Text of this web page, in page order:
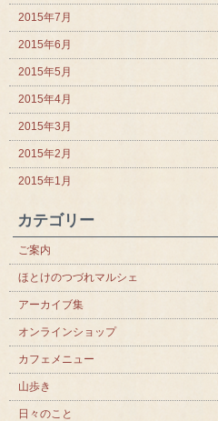
2015年7月
2015年6月
2015年5月
2015年4月
2015年3月
2015年2月
2015年1月
カテゴリー
ご案内
ほとけのつづれマルシェ
アーカイブ集
オンラインショップ
カフェメニュー
山歩き
日々のこと